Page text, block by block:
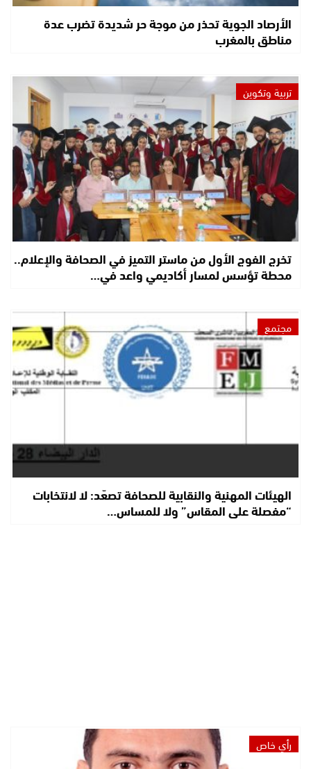
الأرصاد الجوية تحذر من موجة حر شديدة تضرب عدة
مناطق بالمغرب
تربية وتكوين
تخرج الفوج الأول من ماستر التميز في الصحافة والإعلام..
محطة تؤسس لمسار أكاديمي واعد في…
مجتمع
الهيئات المهنية والنقابية للصحافة تصعّد: لا لانتخابات
“مفصلة على المقاس” ولا للمساس…
رأي خاص